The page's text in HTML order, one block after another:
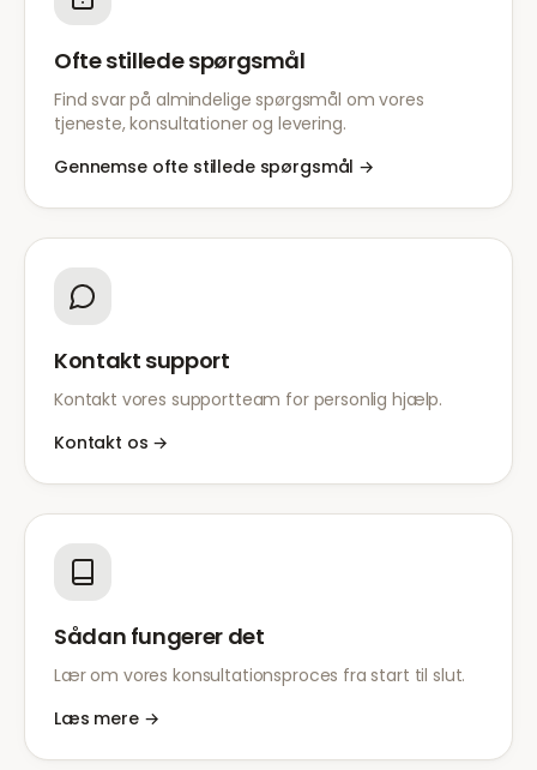
Ofte stillede spørgsmål
Find svar på almindelige spørgsmål om vores
tjeneste, konsultationer og levering.
Gennemse ofte stillede spørgsmål →
Kontakt support
Kontakt vores supportteam for personlig hjælp.
Kontakt os →
Sådan fungerer det
Lær om vores konsultationsproces fra start til slut.
Læs mere→